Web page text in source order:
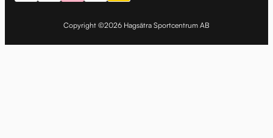
Copyright ©2026 Hagsätra Sportcentrum AB